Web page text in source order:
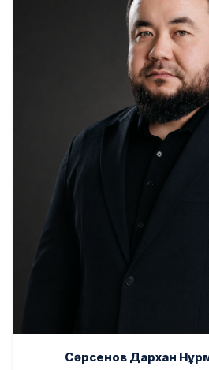
Сәрсенов Дархан